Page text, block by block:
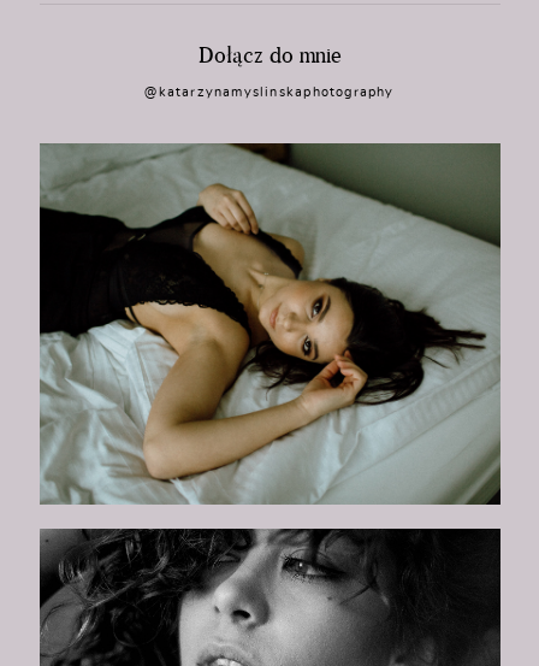
Dołącz do mnie
@katarzynamyslinskaphotography